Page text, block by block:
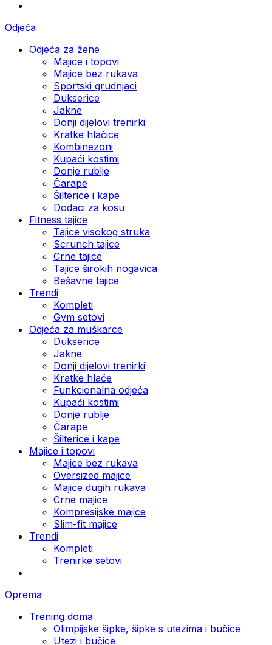
Odjeća
Odjeća za žene
Majice i topovi
Majice bez rukava
Sportski grudnjaci
Dukserice
Jakne
Donji dijelovi trenirki
Kratke hlačice
Kombinezoni
Kupaći kostimi
Donje rublje
Čarape
Šilterice i kape
Dodaci za kosu
Fitness tajice
Tajice visokog struka
Scrunch tajice
Crne tajice
Tajice širokih nogavica
Bešavne tajice
Trendi
Kompleti
Gym setovi
Odjeća za muškarce
Dukserice
Jakne
Donji dijelovi trenirki
Kratke hlače
Funkcionalna odjeća
Kupaći kostimi
Donje rublje
Čarape
Šilterice i kape
Majice i topovi
Majice bez rukava
Oversized majice
Majice dugih rukava
Crne majice
Kompresijske majice
Slim-fit majice
Trendi
Kompleti
Trenirke setovi
Oprema
Trening doma
Olimpijske šipke, šipke s utezima i bučice
Utezi i bučice